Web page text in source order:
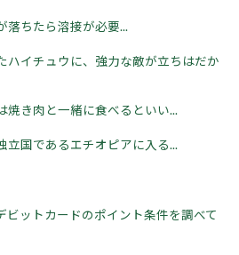
落ちたら溶接が必要...
ハイチュウに、強力な敵が立ちはだか
焼き肉と一緒に食べるといい...
立国であるエチオピアに入る...
ビットカードのポイント条件を調べて